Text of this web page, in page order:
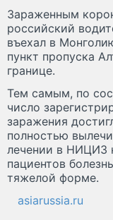
Зараженным
российский
въехал в
пункт пропуска
границе.
Тем самым, по
число
заражения
полностью
лечении в НИЦИЗ
пациентов
тяжелой форме.
asiarussia.ru